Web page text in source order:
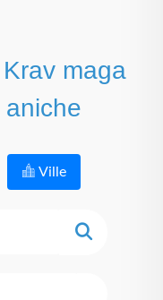
Krav maga
aniche
Ville